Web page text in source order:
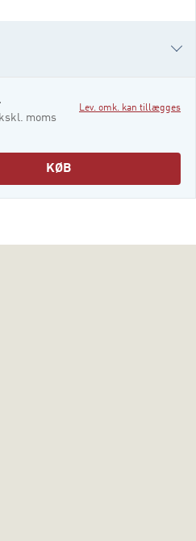
moms
Lev. omk. kan tillægges
KØB